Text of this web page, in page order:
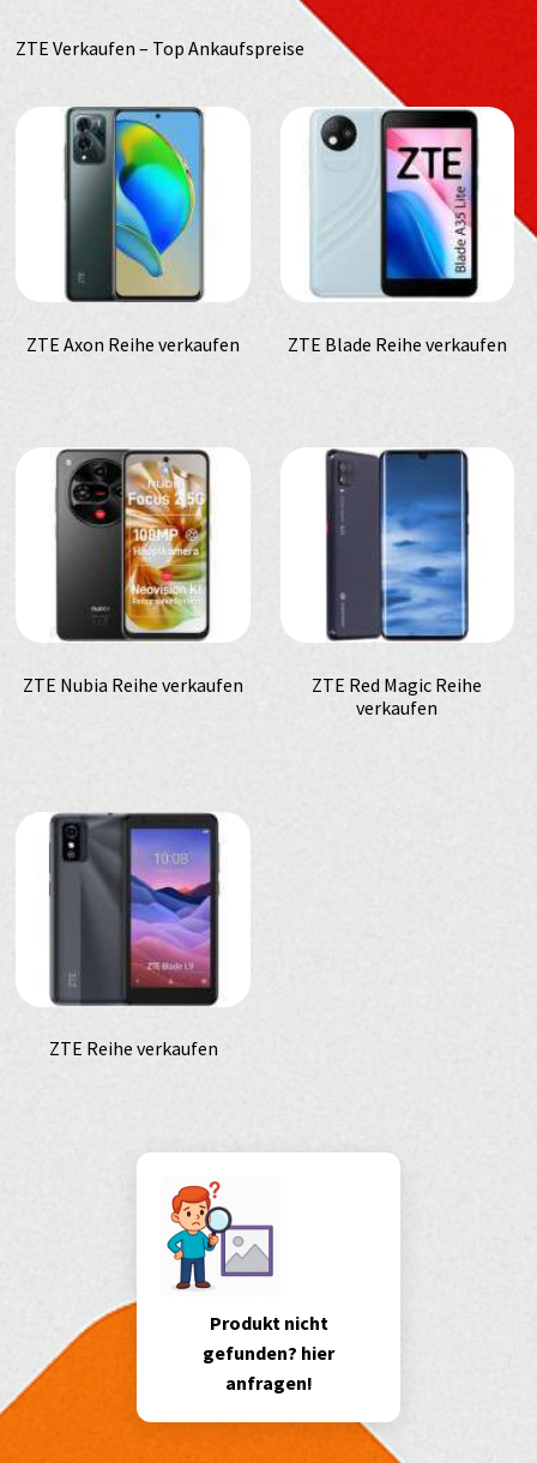
ZTE Verkaufen – Top Ankaufspreise
ZTE Axon Reihe verkaufen ZTE Blade Reihe verkaufen
ZTE Nubia Reihe verkaufen
ZTE Red Magic Reihe
verkaufen
ZTE Reihe verkaufen
Produkt nicht
gefunden? hier
anfragen!